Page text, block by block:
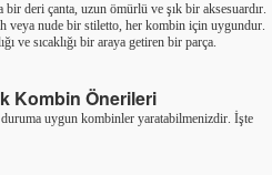
bir deri çanta, uzun ömürlü ve şık bir aksesuardır.
veya nude bir stiletto, her kombin için uygundur.
ve sıcaklığı bir araya getiren bir parça.
Kombin Önerileri
duruma uygun kombinler yaratabilmenizdir. İşte